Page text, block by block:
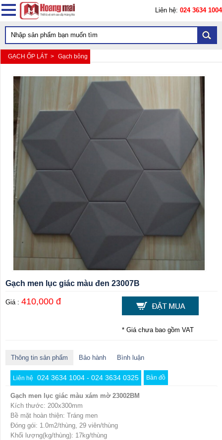
Liên hệ: 024 3634 1004
GẠCH ỐP LÁT > Gạch bông
Gạch men lục giác màu đen 23007B
Giá : 410,000 đ
* Giá chưa bao gồm VAT
Thông tin sản phẩm Bảo hành Bình luận
Liên hệ 024 3634 1004 - 024 3634 0325 Bản đồ
Gạch men lục giác màu xám mờ 23002BM
Kích thước: 200x300mm
Bề mặt hoàn thiện: Tráng men
Đóng gói: 1.0m2/thùng, 29 viên/thùng
Khối lượng(kg/thùng): 17kg/thùng